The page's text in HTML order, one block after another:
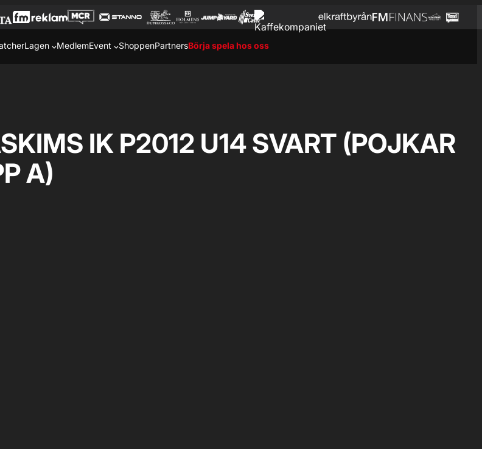
Lagen MedlemEvent ShoppenPartnersBörja spela hos oss
IK P2012 U14 SVART (POJKAR
A)